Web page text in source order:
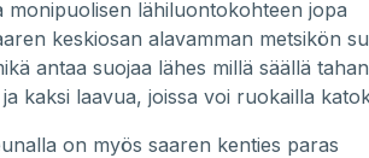
monipuolisen lähiluontokohteen jopa
keskiosan alavamman metsikön
antaa suojaa lähes millä säällä
kaksi laavua, joissa voi ruokailla
on myös saaren kenties paras